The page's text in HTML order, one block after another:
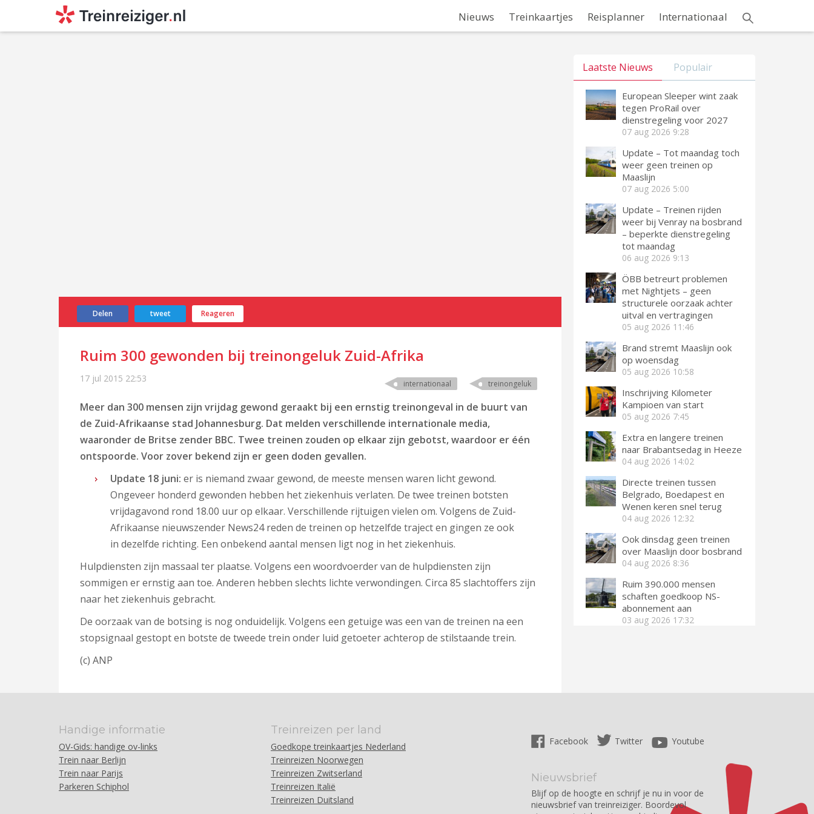
Nieuws Treinkaartjes Reisplanner Internationaal
Delen tweet Reageren
Ruim 300 gewonden bij treinongeluk Zuid-Afrika
17 jul 2015 22:53 internationaal treinongeluk
Meer dan 300 mensen zijn vrijdag gewond geraakt bij een ernstig treinongeval in de buurt van
de Zuid-Afrikaanse stad Johannesburg. Dat melden verschillende internationale media,
waaronder de Britse zender BBC. Twee treinen zouden op elkaar zijn gebotst, waardoor er één
ontspoorde. Voor zover bekend zijn er geen doden gevallen.
Update 18 juni: er is niemand zwaar gewond, de meeste mensen waren licht gewond.
Ongeveer honderd gewonden hebben het ziekenhuis verlaten. De twee treinen botsten
vrijdagavond rond 18.00 uur op elkaar. Verschillende rijtuigen vielen om. Volgens de Zuid-
Afrikaanse nieuwszender News24 reden de treinen op hetzelfde traject en gingen ze ook
in dezelfde richting. Een onbekend aantal mensen ligt nog in het ziekenhuis.
Hulpdiensten zijn massaal ter plaatse. Volgens een woordvoerder van de hulpdiensten zijn
sommigen er ernstig aan toe. Anderen hebben slechts lichte verwondingen. Circa 85 slachtoffers zijn
naar het ziekenhuis gebracht.
De oorzaak van de botsing is nog onduidelijk. Volgens een getuige was een van de treinen na een
stopsignaal gestopt en botste de tweede trein onder luid getoeter achterop de stilstaande trein.
(c) ANP
Laatste Nieuws Populair
European Sleeper wint zaak
tegen ProRail over
dienstregeling voor 2027
07 aug 2026 9:28
Update – Tot maandag toch
weer geen treinen op
Maaslijn
07 aug 2026 5:00
Update – Treinen rijden
weer bij Venray na bosbrand
– beperkte dienstregeling
tot maandag
06 aug 2026 9:13
ÖBB betreurt problemen
met Nightjets – geen
structurele oorzaak achter
uitval en vertragingen
05 aug 2026 11:46
Brand stremt Maaslijn ook
op woensdag
05 aug 2026 10:58
Inschrijving Kilometer
Kampioen van start
05 aug 2026 7:45
Extra en langere treinen
naar Brabantsedag in Heeze
04 aug 2026 14:02
Directe treinen tussen
Belgrado, Boedapest en
Wenen keren snel terug
04 aug 2026 12:32
Ook dinsdag geen treinen
over Maaslijn door bosbrand
04 aug 2026 8:36
Ruim 390.000 mensen
schaften goedkoop NS-
abonnement aan
03 aug 2026 17:32
Handige informatie
OV-Gids: handige ov-links
Trein naar Berlijn
Trein naar Parijs
Parkeren Schiphol
Treinreizen per land
Goedkope treinkaartjes Nederland
Treinreizen Noorwegen
Treinreizen Zwitserland
Treinreizen Italië
Treinreizen Duitsland
Facebook Twitter Youtube
Nieuwsbrief
Blijf op de hoogte en schrijf je nu in voor de
nieuwsbrief van treinreiziger. Boordevol